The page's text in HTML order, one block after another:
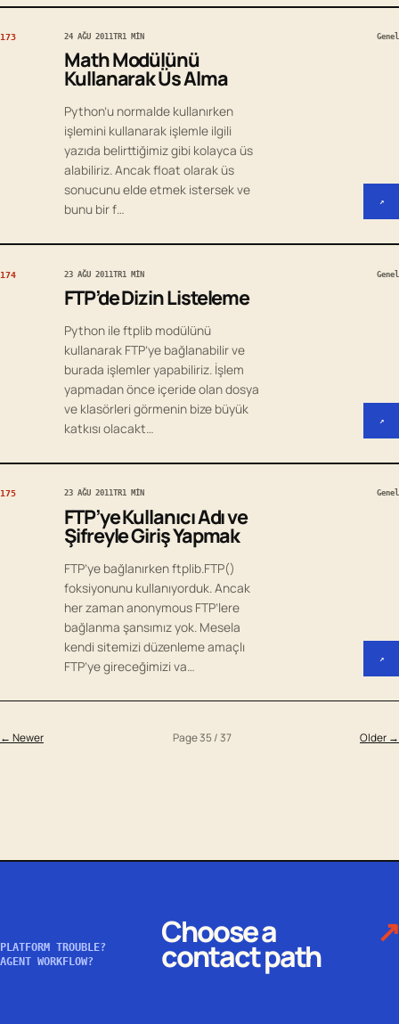
173 24 AĞU 2011 TR1 MIN
Math Modülünü
Kullanarak Üs Alma
Python’u normalde kullanırken
işlemini kullanarak işlemle ilgili
yazıda belirttiğimiz gibi kolayca üs
alabiliriz. Ancak float olarak üs
sonucunu elde etmek istersek ve
bunu bir f…
Genel
↗
174 23 AĞU 2011 TR1 MIN
FTP’de Dizin Listeleme
Python ile ftplib modülünü
kullanarak FTP’ye bağlanabilir ve
burada işlemler yapabiliriz. İşlem
yapmadan önce içeride olan dosya
ve klasörleri görmenin bize büyük
katkısı olacakt…
Genel
↗
175 23 AĞU 2011TR1 MIN
FTP’ye Kullanıcı Adı ve
Şifreyle Giriş Yapmak
FTP’ye bağlanırken ftplib.FTP()
foksiyonunu kullanıyorduk. Ancak
her zaman anonymous FTP’lere
bağlanma şansımız yok. Mesela
kendi sitemizi düzenleme amaçlı
FTP’ye gireceğimizi va…
Genel
↗
← Newer Page 35 / 37 Older →
PLATFORM TROUBLE?
AGENT WORKFLOW?
Choose a
contact path
↗